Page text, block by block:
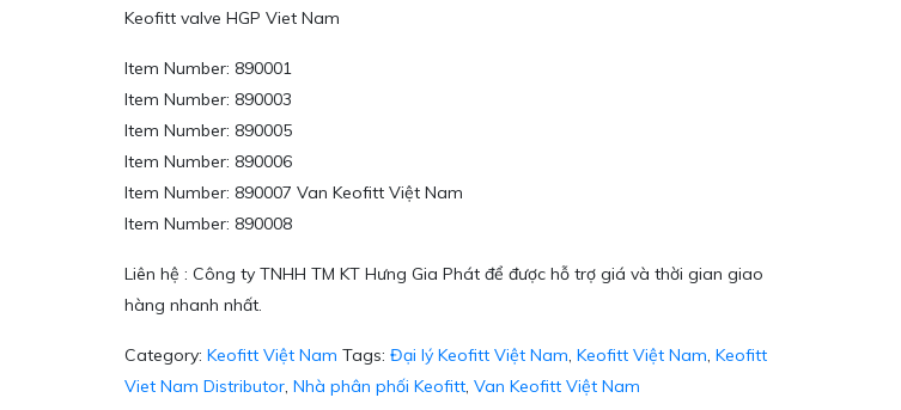
Keofitt valve HGP Viet Nam
Item Number: 890001
Item Number: 890003
Item Number: 890005
Item Number: 890006
Item Number: 890007 Van Keofitt Việt Nam
Item Number: 890008
Liên hệ : Công ty TNHH TM KT Hưng Gia Phát để được hỗ trợ giá và thời gian giao
hàng nhanh nhất.
Category:Keofitt Việt Nam Tags:Đại lý Keofitt Việt Nam,Keofitt Việt Nam,Keofitt
Viet Nam Distributor,Nhà phân phối Keofitt,Van Keofitt Việt Nam